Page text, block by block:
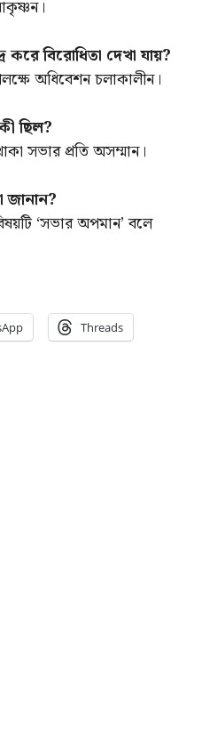
বিরোধিতা দেখা যায়?
অধিবেশন চলাকালীন।
ছিল?
সভার প্রতি অসম্মান।
জানান?
‘সভার অপমান’ বলে
Threads